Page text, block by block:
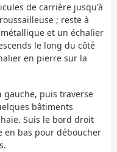
de carrière jusqu'à
; reste à
et un échalier
le long du côté
en pierre sur la
puis traverse
bâtiments
Suis le bord droit
en bas pour déboucher